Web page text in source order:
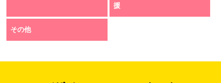
援
その他